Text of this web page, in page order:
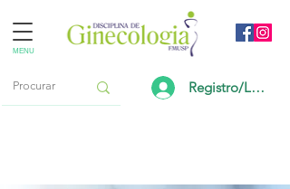
Registro/Login
MENU